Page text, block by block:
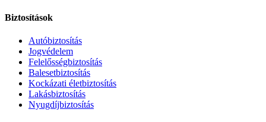
Biztosítások
Autóbiztosítás
Jogvédelem
Felelősségbiztosítás
Balesetbiztosítás
Kockázati életbiztosítás
Lakásbiztosítás
Nyugdíjbiztosítás